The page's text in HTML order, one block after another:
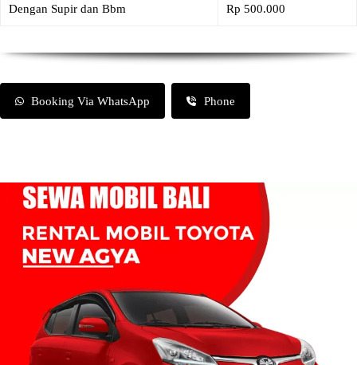
Dengan Supir dan Bbm Rp 500.000
Booking Via WhatsApp Phone